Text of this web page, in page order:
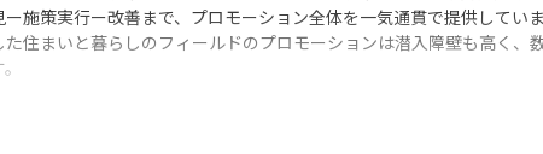
施策実行ー改善まで、プロモーション全体を一気通貫で提供していま
住まいと暮らしのフィールドのプロモーションは潜入障壁も高く
トと顧客を高精度で結び、広告の領域を超えて、一歩先の最適な戦略